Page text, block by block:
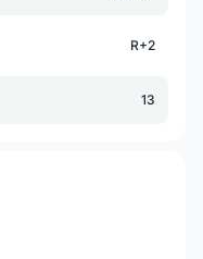
R+2
13